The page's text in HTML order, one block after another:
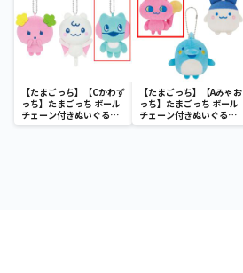
【たまごっち】【Cかわず
っち】たまごっち ボール
チェーン付きぬいぐるみ
～Tamagotchi
【たまごっち】【Aみゃお
っち】たまごっち ボール
チェーン付きぬいぐるみ
～Tamagotchi